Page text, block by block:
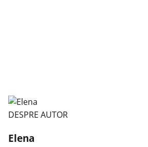
DESPRE AUTOR
Elena